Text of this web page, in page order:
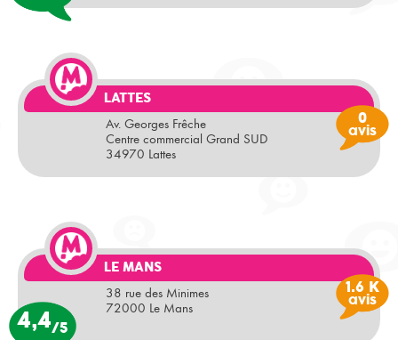
LATTES
Av. Georges Frêche
Centre commercial Grand SUD
34970 Lattes
0
avis
LE MANS
38 rue des Minimes
72000 Le Mans
4,4/5
1.6 K
avis